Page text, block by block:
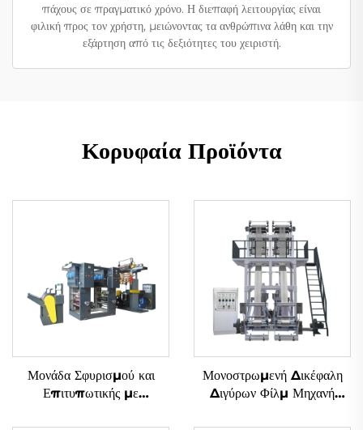
πάχους σε πραγματικό χρόνο. Η διεπαφή λειτουργίας είναι
φιλική προς τον χρήστη, μειώνοντας τα ανθρώπινα λάθη και την
εξάρτηση από τις δεξιότητες του χειριστή.
Κορυφαία Προϊόντα
Μονάδα Σφυρισμού και
Επιτυπωτικής με
Μονοστρωμενή Δικέφαλη
Διγύρων Φίλμ Μηχανή